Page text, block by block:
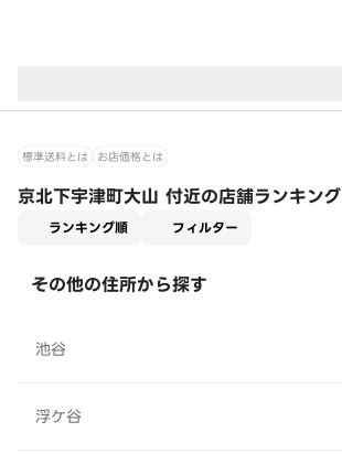
標準送料とは お店価格とは
京北下宇津町大山 付近の店舗ランキング
ランキング順 フィルター
その他の住所から探す
池谷
浮ケ谷